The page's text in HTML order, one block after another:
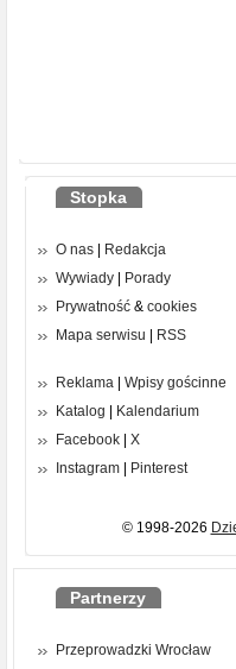
Stopka
O nas
Redakcja
Wywiady
Porady
Prywatność & cookies
Mapa serwisu
RSS
Reklama
Wpisy gościnne
Katalog
Kalendarium
Facebook
X
Instagram
Pinterest
© 1998-2026
Partnerzy
Przeprowadzki Wrocław